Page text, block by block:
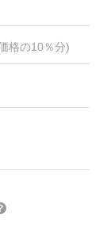
格の10％分)